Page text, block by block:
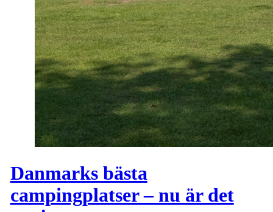
Danmarks bästa
campingplatser – nu är det